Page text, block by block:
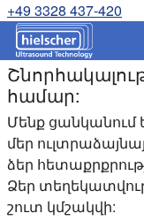
+49 3328 437-420
համար:
Մենք ցանկանում
մեր
ձեր
Ձեր
շուտ կմշակվի: